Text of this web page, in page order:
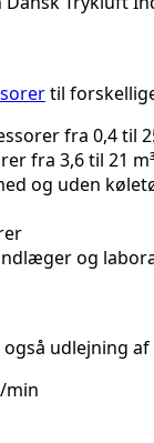
til
fra 0,4 til
fra 3,6 til 21
og uden
og
udlejning
min